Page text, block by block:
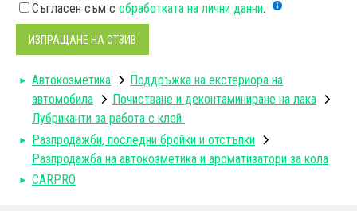
Съгласен съм с обработката на лични данни.
ИЗПРАЩАНЕ НА ОТЗИВ
Автокозметика
Поддръжка на екстериора на
автомобила
Почистване и деконтаминиране на лака
Лубриканти за работа с клей
Разпродажби, последни бройки и отстъпки
Разпродажба на автокозметика и ароматизатори за кола
CARPRO